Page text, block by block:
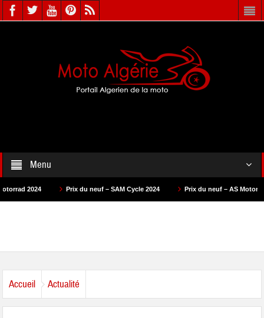
Menu
Prix du neuf – SAM Cycle 2024 Prix du neuf – AS Motors 2024 Prix
Accueil Actualité